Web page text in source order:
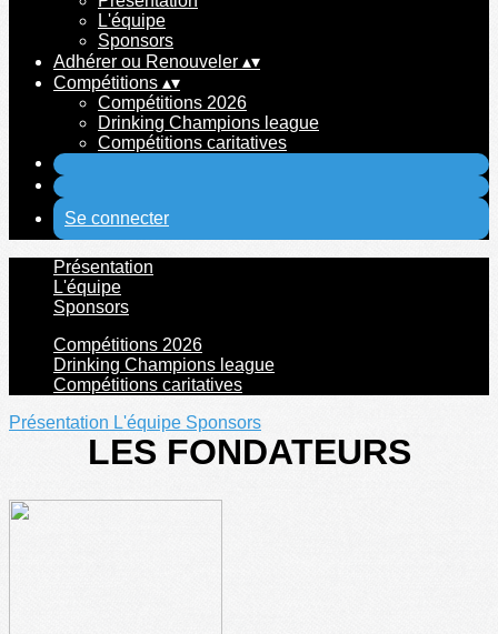
L'équipe
Sponsors
Adhérer ou Renouveler ▴▾
Compétitions ▴▾
Compétitions 2026
Drinking Champions league
Compétitions caritatives
Se connecter
Présentation
L'équipe
Sponsors
Compétitions 2026
Drinking Champions league
Compétitions caritatives
Présentation L'équipe Sponsors
LES FONDATEURS